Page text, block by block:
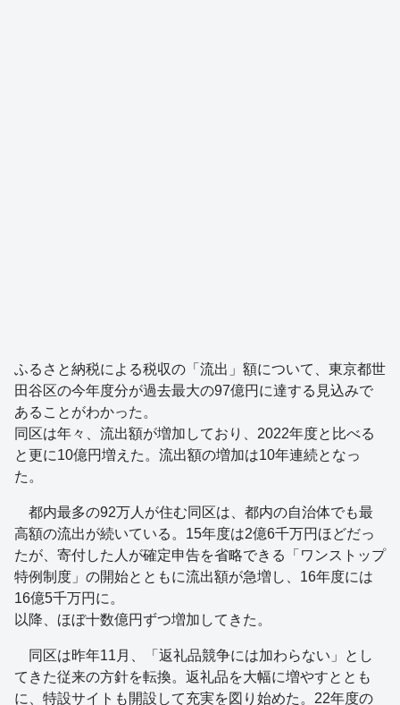
ふるさと納税による税収の「流出」額について、東京都世
田谷区の今年度分が過去最大の97億円に達する見込みで
あることがわかった。
同区は年々、流出額が増加しており、2022年度と比べる
と更に10億円増えた。流出額の増加は10年連続となっ
た。
都内最多の92万人が住む同区は、都内の自治体でも最
高額の流出が続いている。15年度は2億6千万円ほどだっ
たが、寄付した人が確定申告を省略できる「ワンストップ
特例制度」の開始とともに流出額が急増し、16年度には
16億5千万円に。
以降、ほぼ十数億円ずつ増加してきた。
同区は昨年11月、「返礼品競争には加わらない」とし
てきた従来の方針を転換。返礼品を大幅に増やすととも
に、特設サイトも開設して充実を図り始めた。22年度の